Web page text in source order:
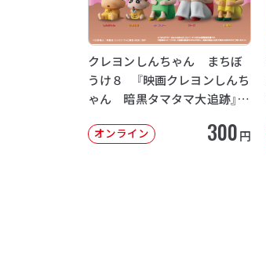
クレヨンしんちゃん まちぼ
うけ８ 『映画クレヨンしんち
ゃん 暗黒タマタマ大追跡』
オンライン 300円